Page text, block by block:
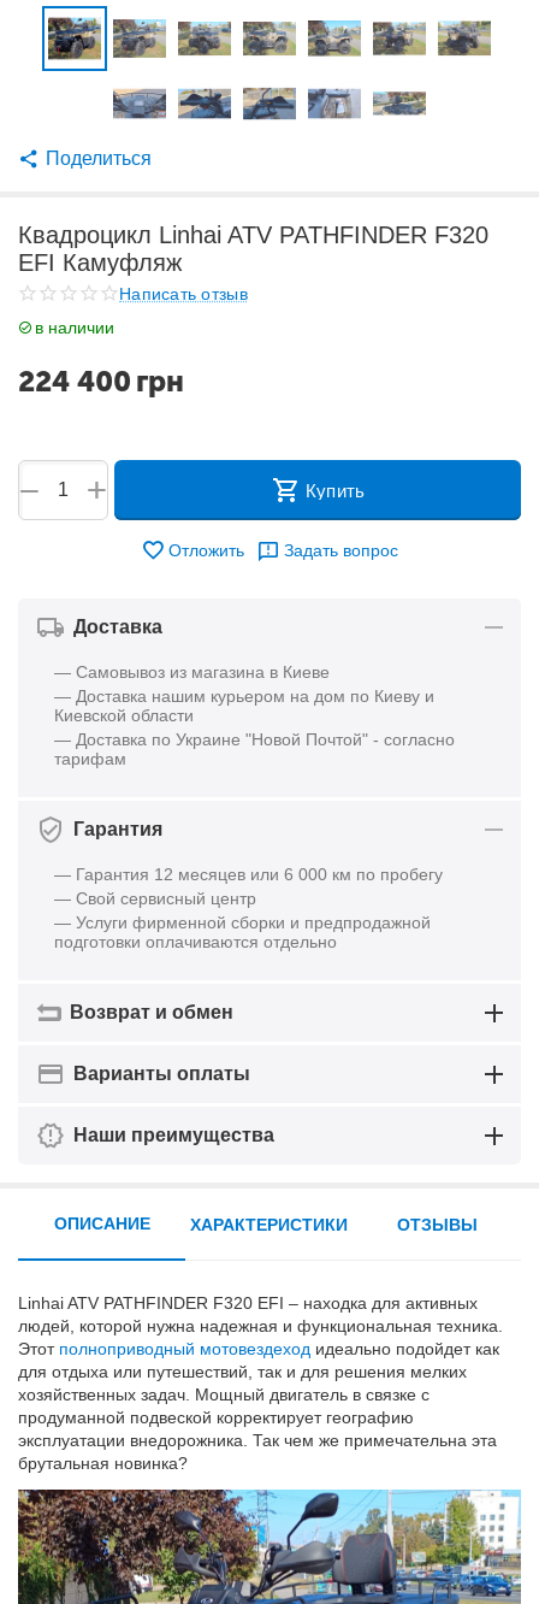
Поделиться
Квадроцикл Linhai ATV PATHFINDER F320
EFI Камуфляж
Написать отзыв
в наличии
224 400 грн
+
− Купить
Отложить Задать вопрос
Доставка
— Самовывоз из магазина в Киеве
— Доставка нашим курьером на дом по Киеву и
Киевской области
— Доставка по Украине "Новой Почтой" - согласно
тарифам
Гарантия
— Гарантия 12 месяцев или 6 000 км по пробегу
— Свой сервисный центр
— Услуги фирменной сборки и предпродажной
подготовки оплачиваются отдельно
Возврат и обмен
Варианты оплаты
Наши преимущества
ОПИСАНИЕ
Linhai ATV PATHFINDER F320 EFI – находка для активных
людей, которой нужна надежная и функциональная техника.
Этот полноприводный мотовездеход идеально подойдет как
для отдыха или путешествий, так и для решения мелких
хозяйственных задач. Мощный двигатель в связке с
продуманной подвеской корректирует географию
эксплуатации внедорожника. Так чем же примечательна эта
брутальная новинка?
ХАРАКТЕРИСТИКИ ОТЗЫВЫ